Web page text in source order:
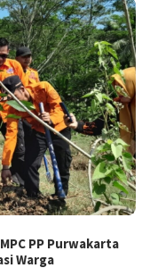
PP Purwakarta
Warga